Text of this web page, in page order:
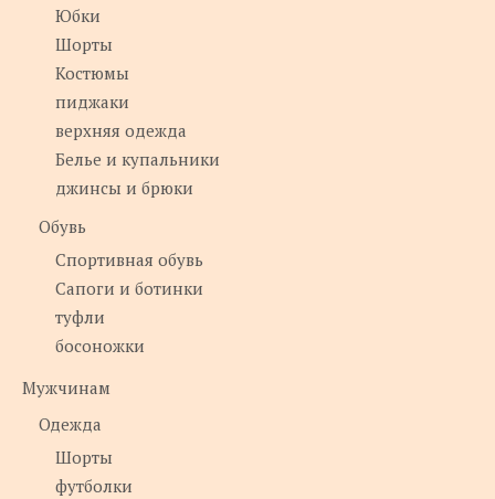
Юбки
Шорты
Костюмы
пиджаки
верхняя одежда
Белье и купальники
джинсы и брюки
Обувь
Спортивная обувь
Сапоги и ботинки
туфли
босоножки
Мужчинам
Одежда
Шорты
футболки